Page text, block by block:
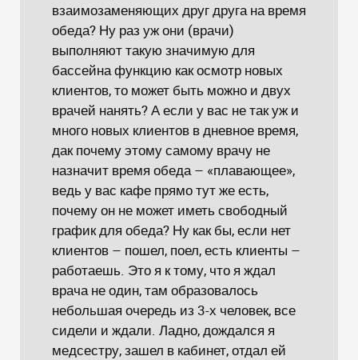
взаимозаменяющих друг друга на время
обеда? Ну раз уж они (врачи)
выполняют такую значимую для
бассейна функцию как осмотр новых
клиентов, то может быть можно и двух
врачей нанять? А если у вас не так уж и
много новых клиентов в дневное время,
дак почему этому самому врачу не
назначит время обеда – «плавающее»,
ведь у вас кафе прямо тут же есть,
почему он не может иметь свободный
график для обеда? Ну как бы, если нет
клиентов – пошел, поел, есть клиенты –
работаешь. Это я к тому, что я ждал
врача не один, там образовалось
небольшая очередь из 3-х человек, все
сидели и ждали. Ладно, дождался я
медсестру, зашел в кабинет, отдал ей